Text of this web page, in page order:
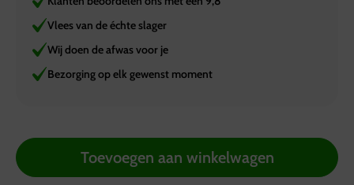
Vlees van de échte slager
Wij doen de afwas voor je
Bezorging op elk gewenst moment
Toevoegen aan winkelwagen